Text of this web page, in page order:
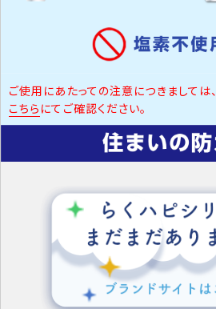
ご使用にあたっての注意につきましては、
こちら にてご確認ください。